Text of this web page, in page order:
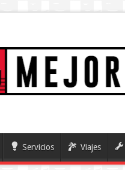
Servicios Viajes